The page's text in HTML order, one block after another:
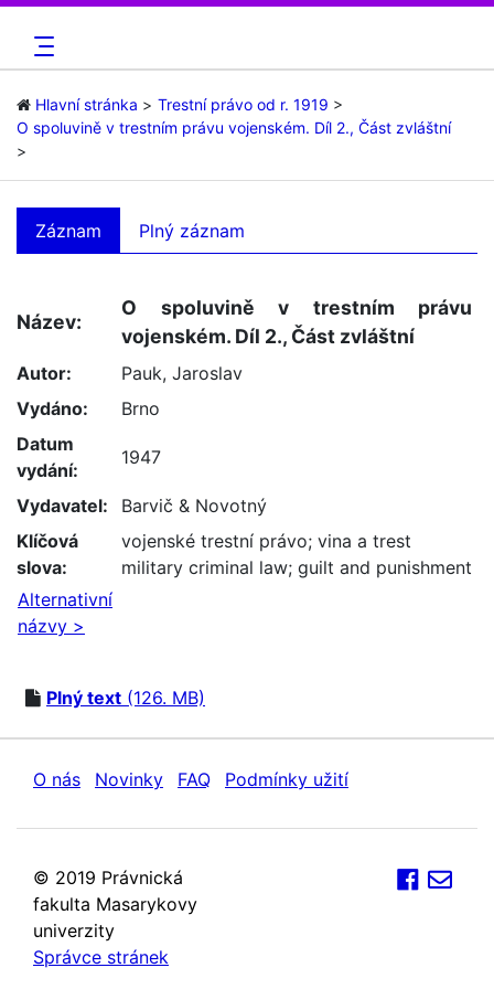
Hlavní stránka
Trestní právo od r. 1919
O spoluvině v trestním právu vojenském. Díl 2., Část zvláštní
Záznam Plný záznam
Název:
O spoluvině v trestním právu
vojenském. Díl 2., Část zvláštní
Autor:
Pauk, Jaroslav
Vydáno:
Brno
Datum
vydání:
1947
Vydavatel:
Barvič & Novotný
Klíčová
slova:
vojenské trestní právo; vina a trest
military criminal law; guilt and punishment
Alternativní
názvy >
Plný text (126. MB)
O nás Novinky FAQ Podmínky užití
© 2019 Právnická
fakulta Masarykovy
univerzity
Správce stránek